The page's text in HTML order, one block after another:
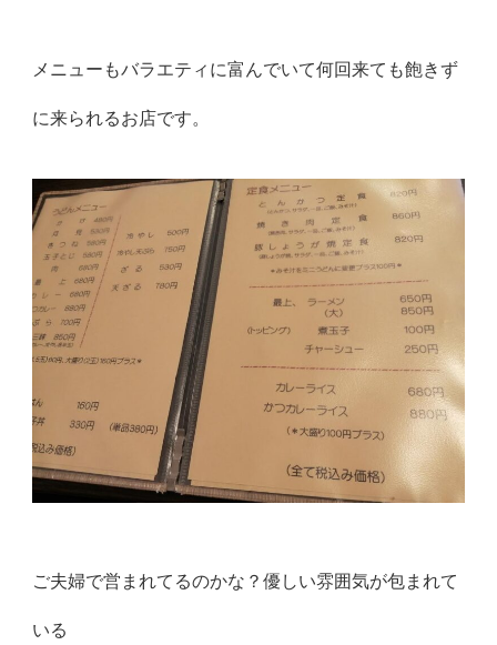
メニューもバラエティに富んでいて何回来ても飽きず
に来られるお店です。
ご夫婦で営まれてるのかな？優しい雰囲気が包まれて
いる